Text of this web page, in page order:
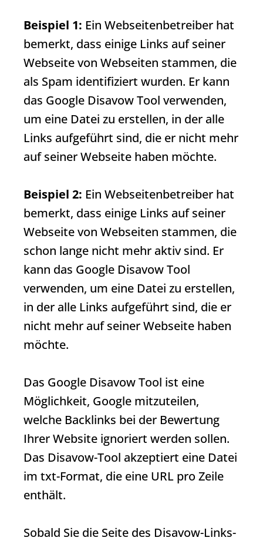
Beispiel 1: Ein Webseitenbetreiber hat
bemerkt, dass einige Links auf seiner
Webseite von Webseiten stammen, die
als Spam identifiziert wurden. Er kann
das Google Disavow Tool verwenden,
um eine Datei zu erstellen, in der alle
Links aufgeführt sind, die er nicht mehr
auf seiner Webseite haben möchte.
Beispiel 2: Ein Webseitenbetreiber hat
bemerkt, dass einige Links auf seiner
Webseite von Webseiten stammen, die
schon lange nicht mehr aktiv sind. Er
kann das Google Disavow Tool
verwenden, um eine Datei zu erstellen,
in der alle Links aufgeführt sind, die er
nicht mehr auf seiner Webseite haben
möchte.
Das Google Disavow Tool ist eine
Möglichkeit, Google mitzuteilen,
welche Backlinks bei der Bewertung
Ihrer Website ignoriert werden sollen.
Das Disavow-Tool akzeptiert eine Datei
im txt-Format, die eine URL pro Zeile
enthält.
Sobald Sie die Seite des Disavow-Links-